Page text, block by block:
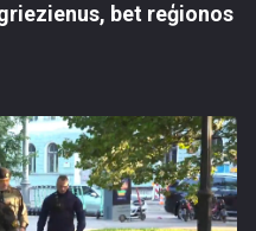
bet reģionos